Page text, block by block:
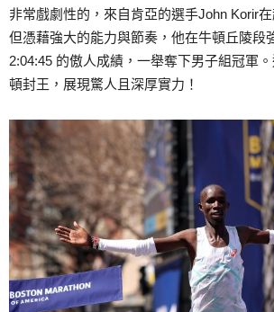
非常戲劇性的，來自肯亞的選手John Korir
但憑藉強大的能力與節奏，他在牛頓丘陵段
2:04:45 的傲人成績，一舉奪下男子組冠軍
頓封王，展現驚人且深厚實力！